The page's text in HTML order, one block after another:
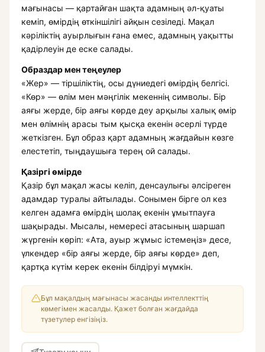
мағынасы — қартайған шақта адамның әл-қуаты
кеміп, өмірдің өткіншілігі айқын сезіледі. Мақал
кәріліктің ауырлығын ғана емес, адамның уақытты
қадірлеуін де еске салады.
Образдар мен теңеулер
«Жер» — тіршіліктің, осы дүниедегі өмірдің белгісі.
«Көр» — өлім мен мәңгілік мекеннің символы. Бір
аяғы жерде, бір аяғы көрде деу арқылы халық өмір
мен өлімнің арасы тым қысқа екенін әсерлі түрде
жеткізген. Бұл образ қарт адамның жағдайын көзге
елестетіп, тыңдаушыға терең ой салады.
Қазіргі өмірде
Қазір бұл мақал жасы келіп, денсаулығы әлсіреген
адамдар туралы айтылады. Сонымен бірге ол кез
келген адамға өмірдің шолақ екенін ұмытпауға
шақырады. Мысалы, немересі атасының шаршап
жүргенін көріп: «Ата, ауыр жұмыс істемеңіз» десе,
үлкендер «бір аяғы жерде, бір аяғы көрде» деп,
қартқа күтім керек екенін білдіруі мүмкін.
Бұл мақалдың мағынасы жасанды интеллекттің
көмегімен жасалды. Қажет болған жағдайда
түзетулер енгізіңіз.